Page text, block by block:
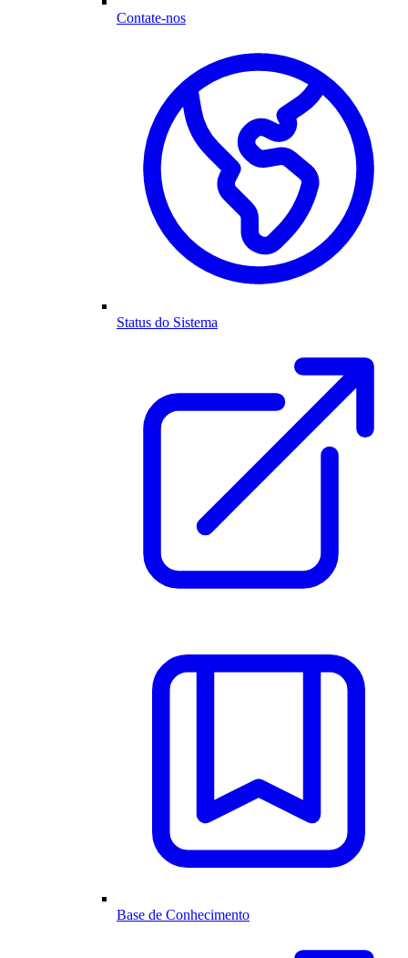
Contate-nos
Status do Sistema
Base de Conhecimento